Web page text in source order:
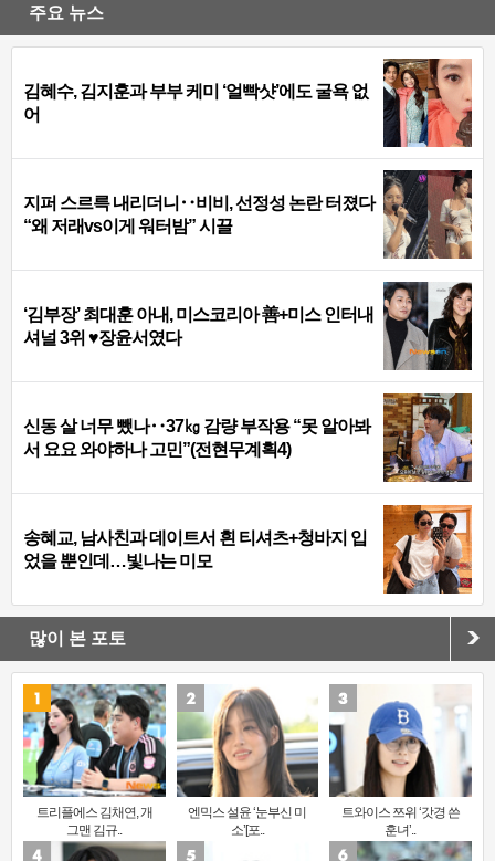
주요 뉴스
김혜수, 김지훈과 부부 케미 ‘얼빡샷’에도 굴욕 없
어
지퍼 스르륵 내리더니‥비비, 선정성 논란 터졌다
“왜 저래vs이게 워터밤” 시끌
‘김부장’ 최대훈 아내, 미스코리아 善+미스 인터내
셔널 3위 ♥장윤서였다
신동 살 너무 뺐나‥37㎏ 감량 부작용 “못 알아봐
서 요요 와야하나 고민”(전현무계획4)
송혜교, 남사친과 데이트서 흰 티셔츠+청바지 입
었을 뿐인데…빛나는 미모
많이 본 포토
트리플에스 김채연, 개
그맨 김규..
엔믹스 설윤 ‘눈부신 미
소’[포..
트와이스 쯔위 ‘갓경 쓴
훈녀’..